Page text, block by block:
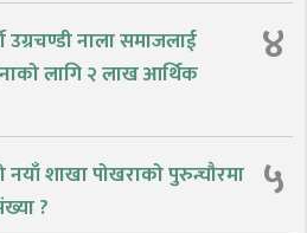
नाला समाजलाई
लागि २ लाख आर्थिक
४
शाखा पोखराको पुरुन्चौरमा
?
५